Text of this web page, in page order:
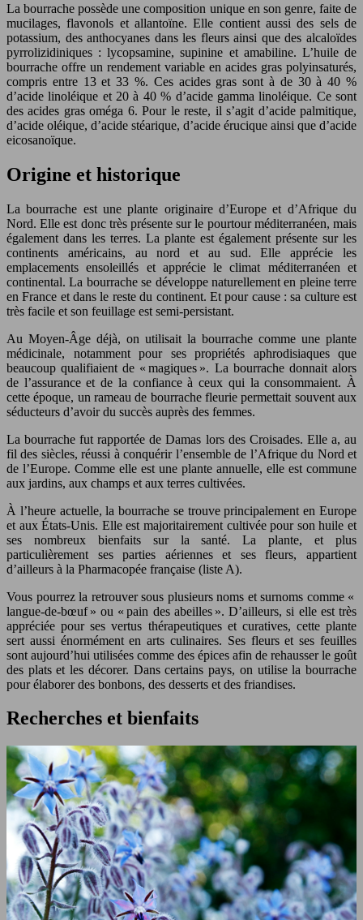
La bourrache possède une composition unique en son genre, faite de
mucilages, flavonols et allantoïne. Elle contient aussi des sels de
potassium, des anthocyanes dans les fleurs ainsi que des alcaloïdes
pyrrolizidiniques : lycopsamine, supinine et amabiline. L’huile de
bourrache offre un rendement variable en acides gras polyinsaturés,
compris entre 13 et 33 %. Ces acides gras sont à de 30 à 40 %
d’acide linoléique et 20 à 40 % d’acide gamma linoléique. Ce sont
des acides gras oméga 6. Pour le reste, il s’agit d’acide palmitique,
d’acide oléique, d’acide stéarique, d’acide érucique ainsi que d’acide
eicosanoïque.
Origine et historique
La bourrache est une plante originaire d’Europe et d’Afrique du
Nord. Elle est donc très présente sur le pourtour méditerranéen, mais
également dans les terres. La plante est également présente sur les
continents américains, au nord et au sud. Elle apprécie les
emplacements ensoleillés et apprécie le climat méditerranéen et
continental. La bourrache se développe naturellement en pleine terre
en France et dans le reste du continent. Et pour cause : sa culture est
très facile et son feuillage est semi-persistant.
Au Moyen-Âge déjà, on utilisait la bourrache comme une plante
médicinale, notamment pour ses propriétés aphrodisiaques que
beaucoup qualifiaient de « magiques ». La bourrache donnait alors
de l’assurance et de la confiance à ceux qui la consommaient. À
cette époque, un rameau de bourrache fleurie permettait souvent aux
séducteurs d’avoir du succès auprès des femmes.
La bourrache fut rapportée de Damas lors des Croisades. Elle a, au
fil des siècles, réussi à conquérir l’ensemble de l’Afrique du Nord et
de l’Europe. Comme elle est une plante annuelle, elle est commune
aux jardins, aux champs et aux terres cultivées.
À l’heure actuelle, la bourrache se trouve principalement en Europe
et aux États-Unis. Elle est majoritairement cultivée pour son huile et
ses nombreux bienfaits sur la santé. La plante, et plus
particulièrement ses parties aériennes et ses fleurs, appartient
d’ailleurs à la Pharmacopée française (liste A).
Vous pourrez la retrouver sous plusieurs noms et surnoms comme «
langue-de-bœuf » ou « pain des abeilles ». D’ailleurs, si elle est très
appréciée pour ses vertus thérapeutiques et curatives, cette plante
sert aussi énormément en arts culinaires. Ses fleurs et ses feuilles
sont aujourd’hui utilisées comme des épices afin de rehausser le goût
des plats et les décorer. Dans certains pays, on utilise la bourrache
pour élaborer des bonbons, des desserts et des friandises.
Recherches et bienfaits